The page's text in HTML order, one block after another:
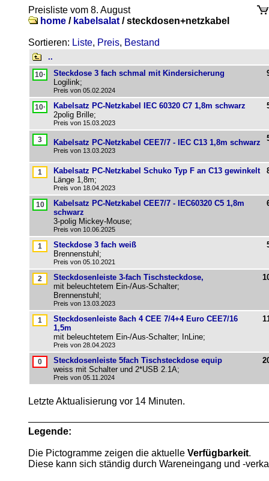
Preisliste vom 8. August
home / kabelsalat /steckdosen+netzkabel
Sortieren: Liste, Preis, Bestand
..
Steckdose 3 fach schmal mit Kindersicherung
Logilink;
Preis von 05.02.2024
Kabelsatz PC-Netzkabel IEC 60320 C7 1,8m schwarz
2polig Brille;
Preis von 15.03.2023
Kabelsatz PC-Netzkabel CEE7/7 - IEC C13 1,8m schwarz
Preis von 13.03.2023
Kabelsatz PC-Netzkabel Schuko Typ F an C13 gewinkelt
Länge 1,8m;
Preis von 18.04.2023
Kabelsatz PC-Netzkabel CEE7/7 - IEC60320 C5 1,8m
schwarz
3-polig Mickey-Mouse;
Preis von 10.06.2025
Steckdose 3 fach weiß
Brennenstuhl;
Preis von 05.10.2021
Steckdosenleiste 3-fach Tischsteckdose,
mit beleuchtetem Ein-/Aus-Schalter;
Brennenstuhl;
Preis von 13.03.2023
Steckdosenleiste 8ach 4 CEE 7/4+4 Euro CEE7/16
1,5m
mit beleuchtetem Ein-/Aus-Schalter; InLine;
Preis von 28.04.2023
Steckdosenleiste 5fach Tischsteckdose equip
weiss mit Schalter und 2*USB 2.1A;
Preis von 05.11.2024
Letzte Aktualisierung vor 14 Minuten.
Legende:
Die Pictogramme zeigen die aktuelle Verfügbarkeit.
Diese kann sich ständig durch Wareneingang und -